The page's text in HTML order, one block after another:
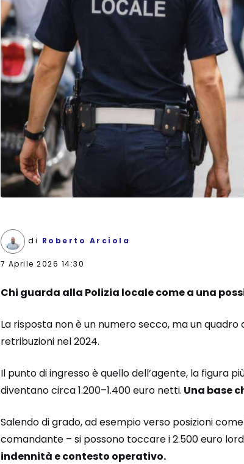
di Roberto Arciola
7 Aprile 2026 14:30
Chi guarda alla Polizia localecome a una
La risposta non è un numero secco, ma un
retribuzioni nel 2024.
Il punto di ingresso è quello dell’agente, la figura
diventano circa 1.200–1.400 euro netti. Una base
Salendo di grado, ad esempio verso posizioni
comandante – si possono toccare i 2.500 euro
indennità e contesto operativo.